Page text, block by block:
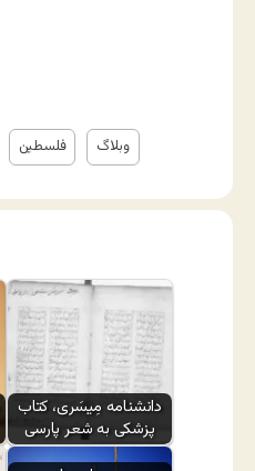
فلسطین وبلاگ
دانشنامه مِیسَری، کتاب
پزشکی به شعر پارسی